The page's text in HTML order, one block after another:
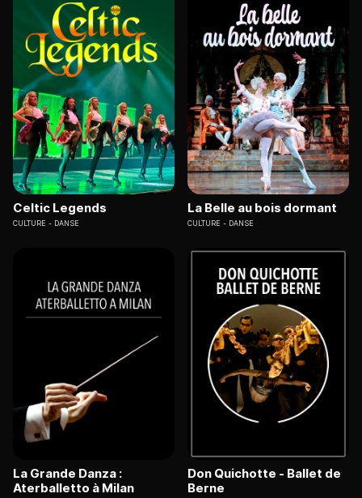
Celtic Legends
CULTURE DANSE
La Belle au bois dormant
CULTURE DANSE
La Grande Danza :
Aterballetto à Milan
Don Quichotte - Ballet de
Berne